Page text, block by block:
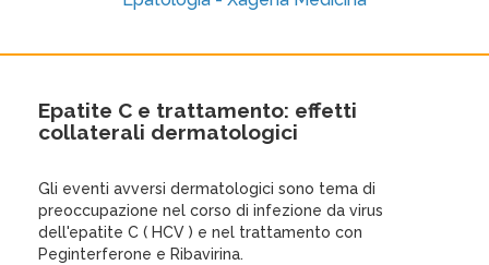
Epatite C e trattamento: effetti
collaterali dermatologici
Gli eventi avversi dermatologici sono tema di
preoccupazione nel corso di infezione da virus
dell'epatite C ( HCV ) e nel trattamento con
Peginterferone e Ribavirina.